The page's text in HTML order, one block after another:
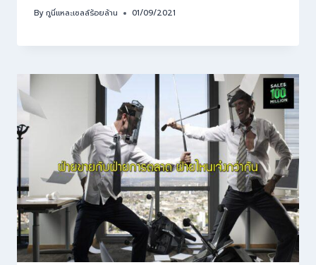
Byกูนี่แหละเซลล์ร้อยล้าน 01/09/2021